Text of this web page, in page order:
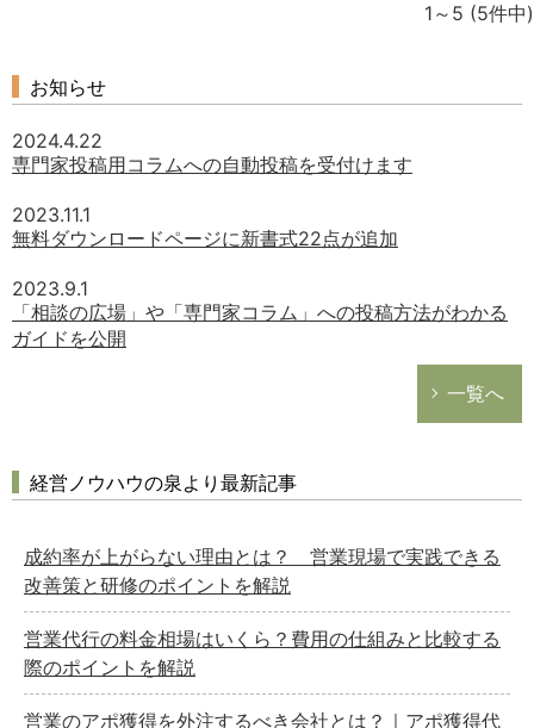
1～5 (5件中)
お知らせ
2024.4.22
専門家投稿用コラムへの自動投稿を受付けます
2023.11.1
無料ダウンロードページに新書式22点が追加
2023.9.1
「相談の広場」や「専門家コラム」への投稿方法がわかる
ガイドを公開
一覧へ
経営ノウハウの泉より最新記事
成約率が上がらない理由とは？ 営業現場で実践できる
改善策と研修のポイントを解説
営業代行の料金相場はいくら？費用の仕組みと比較する
際のポイントを解説
営業のアポ獲得を外注するべき会社とは？｜アポ獲得代